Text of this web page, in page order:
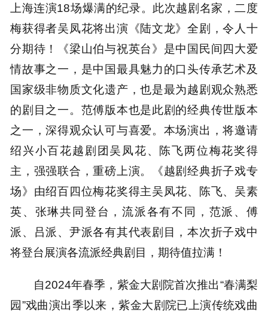
上海连演18场爆满的纪录。此次越剧名家，二度
梅获得者吴凤花将出演《陆文龙》全剧，令人十
分期待！《梁山伯与祝英台》是中国民间四大爱
情故事之一，是中国最具魅力的口头传承艺术及
国家级非物质文化遗产，也是最为越剧观众熟悉
的剧目之一。范傅版本也是此剧的经典传世版本
之一，深得观众认可与喜爱。本场演出，将邀请
绍兴小百花越剧团吴凤花、陈飞两位梅花奖得
主，强强联合，重磅上演。《越剧经典折子戏专
场》由绍百四位梅花奖得主吴凤花、陈飞、吴素
英、张琳共同登台，流派各有不同，范派、傅
派、吕派、尹派各有其代表剧目，本次折子戏中
将登台展演各流派经典剧目，期待值拉满！
自2024年春季，紫金大剧院首次推出“春满梨
园”戏曲演出季以来，紫金大剧院已上演传统戏曲